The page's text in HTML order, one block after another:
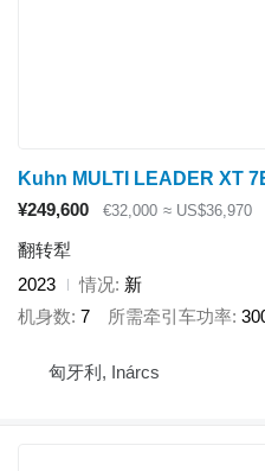
Kuhn MULTI LEADER XT
¥249,600
€32,000 ≈ US$36,970
翻转犁
2023
情况 新
机身数 7 所需牵引车功率
匈牙利, Inárcs